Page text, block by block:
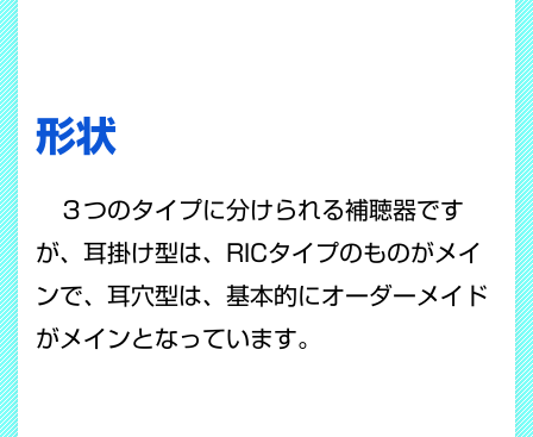
形状
３つのタイプに分けられる補聴器です
が、耳掛け型は、RICタイプのものがメイ
ンで、耳穴型は、基本的にオーダーメイド
がメインとなっています。